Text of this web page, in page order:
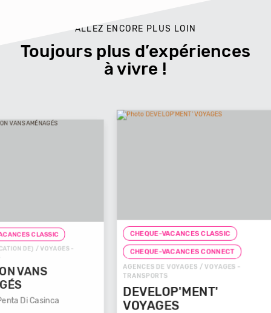
ALLEZ ENCORE PLUS LOIN
Toujours plus d’expériences
à vivre !
-
CHEQUE-VACANCES CLASSIC
CHEQUE-VACANCES CONNECT
AGENCES DE VOYAGES / VOYAGES -
DEVELOP'MENT'
AGENCES